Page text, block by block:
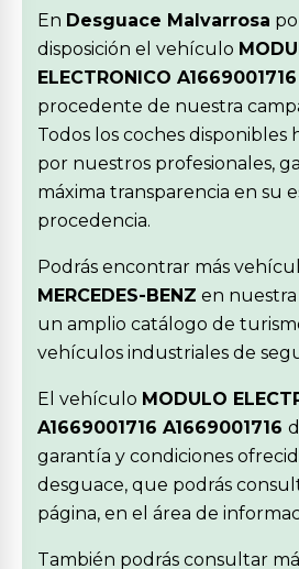
En Desguace Malvarrosa
disposición el vehículo
ELECTRONICO
procedente de nuestra
Todos los coches disponibles
por nuestros profesionales,
máxima transparencia en su
procedencia.
Podrás encontrar más
MERCEDES-BENZ en
un amplio catálogo de
vehículos industriales de
El vehículo MODULO
A1669001716 A1669001716
garantía y condiciones
desguace, que podrás
página, en el área de
También podrás consultar